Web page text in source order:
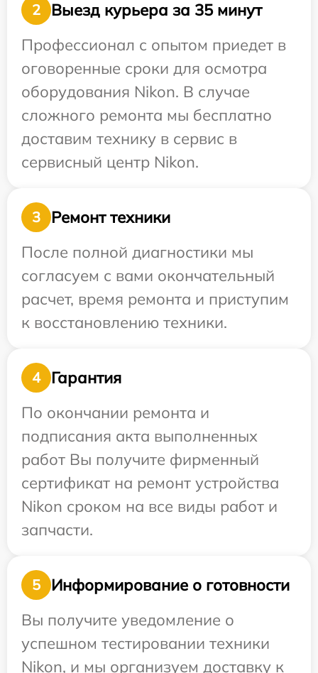
2
Выезд курьера за 35 минут
Профессионал с опытом приедет в
оговоренные сроки для осмотра
оборудования Nikon. В случае
сложного ремонта мы бесплатно
доставим технику в сервис в
сервисный центр Nikon.
3
Ремонт техники
После полной диагностики мы
согласуем с вами окончательный
расчет, время ремонта и приступим
к восстановлению техники.
4
Гарантия
По окончании ремонта и
подписания акта выполненных
работ Вы получите фирменный
сертификат на ремонт устройства
Nikon сроком на все виды работ и
запчасти.
5
Информирование о готовности
Вы получите уведомление о
успешном тестировании техники
Nikon, и мы организуем доставку к